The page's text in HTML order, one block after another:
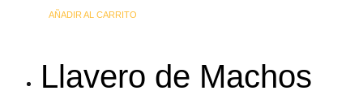
AÑADIR AL CARRITO
Llavero de Machos